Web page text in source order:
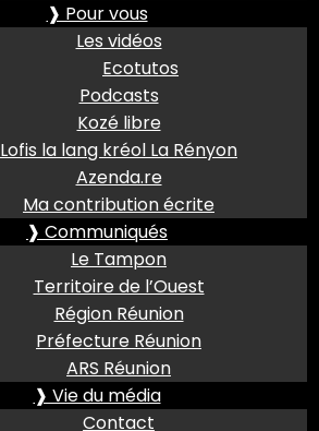
❱ Pour vous
Les vidéos
Ecotutos
Podcasts
Kozé libre
Lofis la lang kréol La Rényon
Azenda.re
Ma contribution écrite
❱ Communiqués
Le Tampon
Territoire de l’Ouest
Région Réunion
Préfecture Réunion
ARS Réunion
❱ Vie du média
Contact